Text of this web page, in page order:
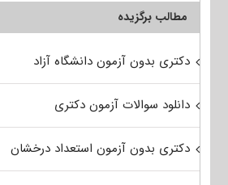
مطالب برگزیده
دکتری بدون آزمون دانشگاه آزاد
دانلود سوالات آزمون دکتری
دکتری بدون آزمون استعداد درخشان